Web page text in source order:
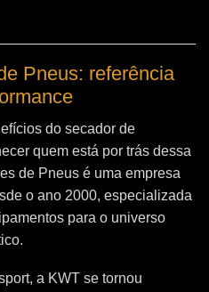
Pneus: referência
do secador de
quem está por trás dessa
de Pneus é uma empresa
o ano 2000, especializada
para o universo
a KWT se tornou